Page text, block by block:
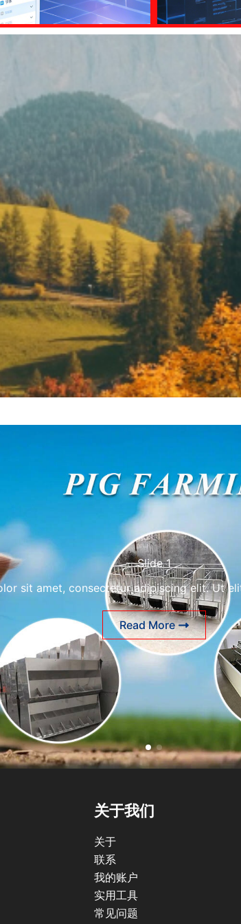
Slide 1
sit amet, consectetur adipiscing elit. Ut
Read More
关于我们
关于
联系
我的账户
实用工具
常见问题